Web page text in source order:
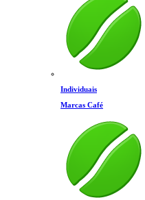
Individuais
Marcas Café